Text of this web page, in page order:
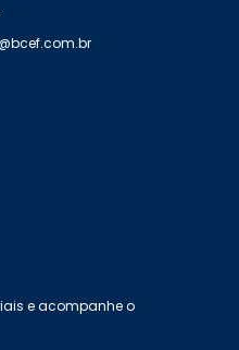
e acompanhe o